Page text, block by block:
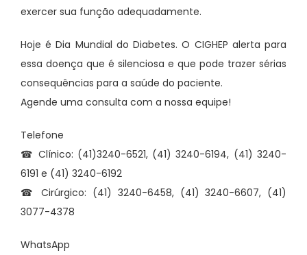
exercer sua função adequadamente.
Hoje é Dia Mundial do Diabetes. O CIGHEP alerta para
essa doença que é silenciosa e que pode trazer sérias
consequências para a saúde do paciente.
Agende uma consulta com a nossa equipe!
Telefone
☎ Clínico: (41)3240-6521, (41) 3240-6194, (41) 3240-
6191 e (41) 3240-6192
☎ Cirúrgico: (41) 3240-6458, (41) 3240-6607, (41)
3077-4378
WhatsApp